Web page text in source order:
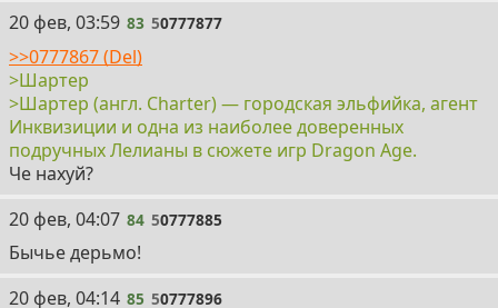
83
20 фев, 03:59 83 50777877
>>0777867 (Del)
>Шартер
>Шартер (англ. Charter) — городская эльфийка, агент
Инквизиции и одна из наиболее доверенных
подручных Лелианы в сюжете игр Dragon Age.
Че нахуй?
84
20 фев, 04:07 84 50777885
Бычье дерьмо!
85
20 фев, 04:14 85 50777896